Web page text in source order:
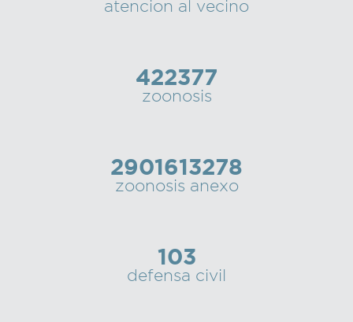
atencion al vecino
422377
zoonosis
2901613278
zoonosis anexo
103
defensa civil